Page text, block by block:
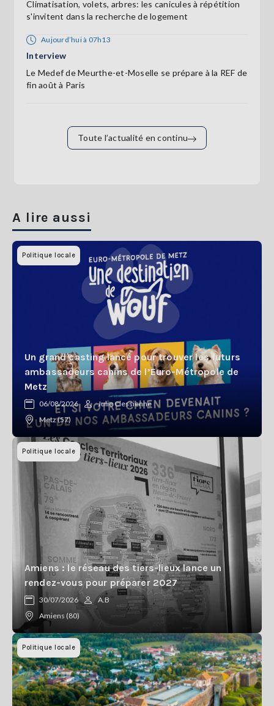
Climatisation, volets, arbres: les canicules à répétition
s'invitent dans la recherche de logement
Aujourd’hui à 07h13
Interview
Le Medef de Meurthe-et-Moselle se prépare à la REF de
fin août à Paris
Toute l’actualité en continu
A lire aussi
Politique locale
Un grand casting lancé pour trouver les futurs
ambassadeurs canins de l’Euro-Métropole de
Metz
06/08/2026
Julie Clessienne
Metz (57)
Politique locale
Amiens : le réseau des tiers-lieux lance un
rendez-vous pour préparer 2027
30/07/2026
A.B
Amiens (80)
Politique locale